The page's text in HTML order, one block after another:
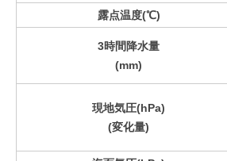
露点温度(℃)
3時間降水量
(mm)
現地気圧(hPa)
(変化量)